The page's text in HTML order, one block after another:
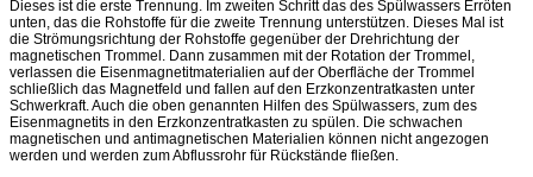
Dieses ist die erste Trennung. Im zweiten Schritt das des Spülwassers Erröten
unten, das die Rohstoffe für die zweite Trennung unterstützen. Dieses Mal ist
die Strömungsrichtung der Rohstoffe gegenüber der Drehrichtung der
magnetischen Trommel. Dann zusammen mit der Rotation der Trommel,
verlassen die Eisenmagnetitmaterialien auf der Oberfläche der Trommel
schließlich das Magnetfeld und fallen auf den Erzkonzentratkasten unter
Schwerkraft. Auch die oben genannten Hilfen des Spülwassers, zum des
Eisenmagnetits in den Erzkonzentratkasten zu spülen. Die schwachen
magnetischen und antimagnetischen Materialien können nicht angezogen
werden und werden zum Abflussrohr für Rückstände fließen.